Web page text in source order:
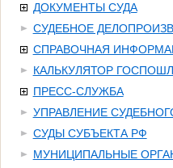
ДОКУМЕНТЫ СУДА
СУДЕБНОЕ
СПРАВОЧНАЯ
КАЛЬКУЛЯТОР
ПРЕСС-СЛУЖБА
УПРАВЛЕНИЕ
СУДЫ СУБЪЕКТА РФ
МУНИЦИПАЛЬНЫЕ